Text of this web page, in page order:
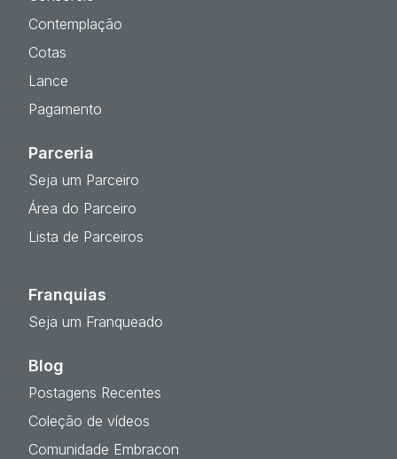
Contemplação
Cotas
Lance
Pagamento
Parceria
Seja um Parceiro
Área do Parceiro
Lista de Parceiros
Franquias
Seja um Franqueado
Blog
Postagens Recentes
Coleção de vídeos
Comunidade Embracon